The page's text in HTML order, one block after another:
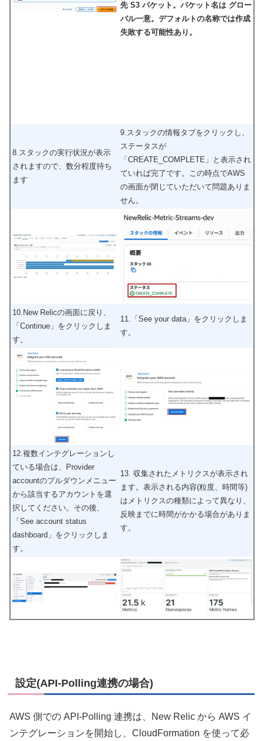
先 S3 バケット。バケット名は グロー
バル一意。デフォルトの名称では作成
失敗する可能性あり。
8.スタックの実行状況が表示
されますので、数分程度待ち
ます
9.スタックの情報タブをクリックし、
ステータスが
「CREATE_COMPLETE」と表示され
ていれば完了です。この時点でAWS
の画面が閉じていただいて問題ありま
せん。
10.New Relicの画面に戻り、
「Continue」をクリックしま
す。
11.「See your data」をクリックしま
す。
12.複数インテグレーションし
ている場合は、Provider
accountのプルダウンメニュー
から該当するアカウントを選
択してください。その後、
「See account status
dashboard」をクリックしま
す。
13. 収集されたメトリクスが表示され
ます。表示される内容(粒度、時間等)
はメトリクスの種類によって異なり、
反映までに時間がかかる場合がありま
す。
設定(API-Polling連携の場合)
AWS 側での API‑Polling 連携は、New Relic から AWS イ
ンテグレーションを開始し、CloudFormation を使って必